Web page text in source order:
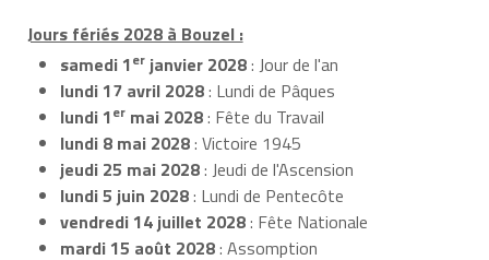
Jours fériés 2028 à Bouzel :
samedi 1er janvier 2028: Jour de l'an
lundi 17 avril 2028: Lundi de Pâques
lundi 1er mai 2028: Fête du Travail
lundi 8 mai 2028: Victoire 1945
jeudi 25 mai 2028: Jeudi de l'Ascension
lundi 5 juin 2028: Lundi de Pentecôte
vendredi 14 juillet 2028: Fête Nationale
mardi 15 août 2028: Assomption